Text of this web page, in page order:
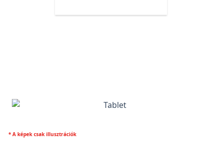
* A képek csak illusztrációk